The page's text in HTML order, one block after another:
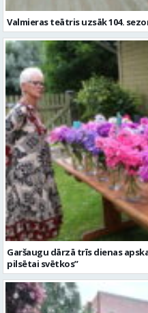
Garšaugu dārzā trīs dienas
pilsētai svētkos”